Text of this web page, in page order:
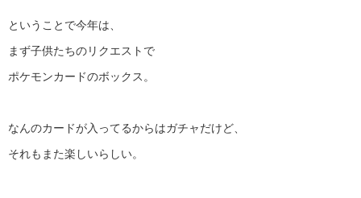
ということで今年は、
まず子供たちのリクエストで
ポケモンカードのボックス。
なんのカードが入ってるからはガチャだけど、
それもまた楽しいらしい。